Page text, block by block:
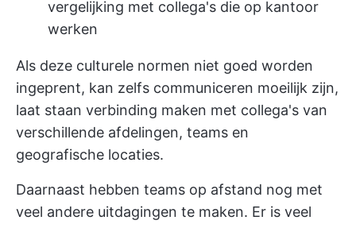
vergelijking met collega's die op kantoor
werken
Als deze culturele normen niet goed worden
ingeprent, kan zelfs communiceren moeilijk zijn,
laat staan verbinding maken met collega's van
verschillende afdelingen, teams en
geografische locaties.
Daarnaast hebben teams op afstand nog met
veel andere uitdagingen te maken. Er is veel